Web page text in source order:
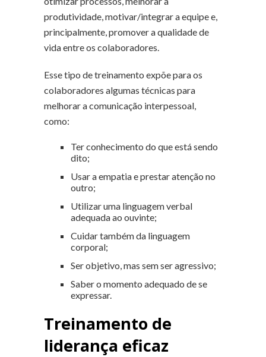
produtividade, motivar/integrar a equipe e,
principalmente, promover a qualidade de
vida entre os colaboradores.
Esse tipo de treinamento expõe para os
colaboradores algumas técnicas para
melhorar a comunicação interpessoal,
como:
Ter conhecimento do que está sendo
dito;
Usar a empatia e prestar atenção no
outro;
Utilizar uma linguagem verbal
adequada ao ouvinte;
Cuidar também da linguagem
corporal;
Ser objetivo, mas sem ser agressivo;
Saber o momento adequado de se
expressar.
Treinamento de
liderança eficaz